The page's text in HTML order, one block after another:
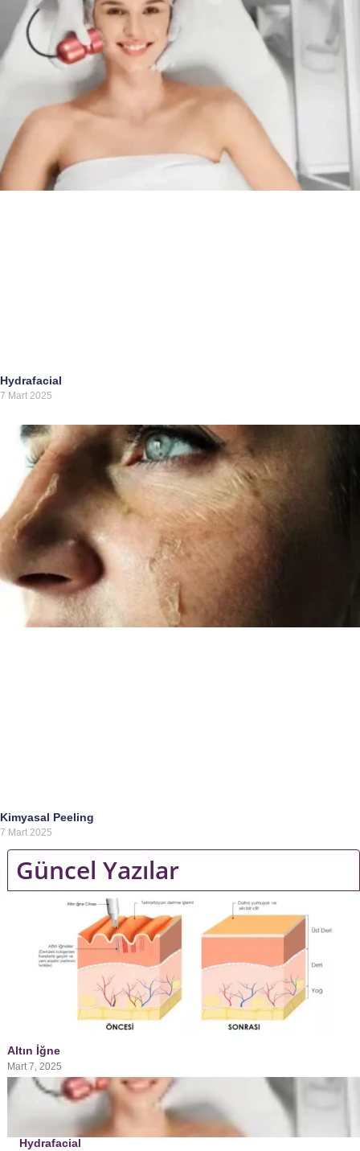
Hydrafacial
7 Mart 2025
Kimyasal Peeling
7 Mart 2025
Güncel Yazılar
Altın İğne
Mart 7, 2025
Hydrafacial